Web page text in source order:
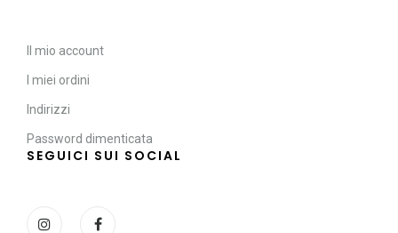
Il mio account
I miei ordini
Indirizzi
Password dimenticata
SEGUICI SUI SOCIAL